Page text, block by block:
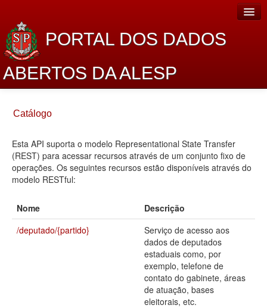
PORTAL DOS DADOS
ABERTOS DA ALESP
Sobre o projeto
Dados Abertos Alesp
Lei de Acesso à Informação
Planejamento
Catálogo de dados
Catálogo
Esta API suporta o modelo Representational State Transfer
(REST) para acessar recursos através de um conjunto fixo de
operações. Os seguintes recursos estão disponíveis através do
modelo RESTful:
Nome
Descrição
/deputado/{partido}
Serviço de acesso aos
dados de deputados
estaduais como, por
exemplo, telefone de
contato do gabinete, áreas
de atuação, bases
eleitorais, etc.